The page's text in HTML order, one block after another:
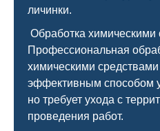
личинки.
Обработка химическими
Профессиональная
химическими
эффективным способом
но требует ухода с
проведения работ.